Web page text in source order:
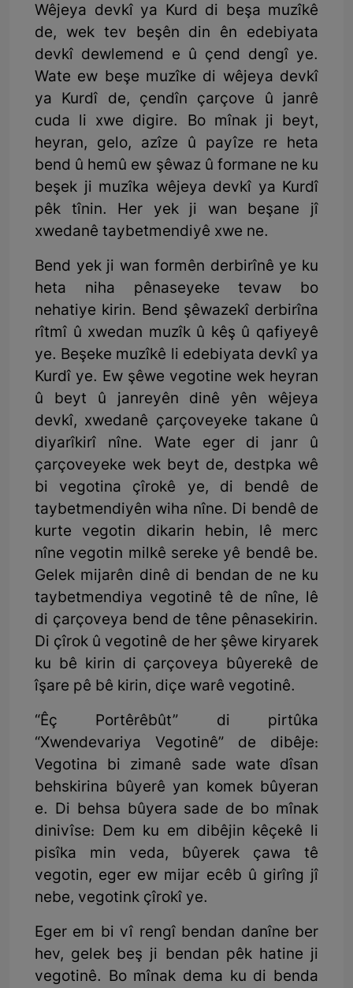
Wêjeya devkî ya Kurd di beşa muzîkê
de, wek tev beşên din ên edebiyata
devkî dewlemend e û çend dengî ye.
Wate ew beşe muzîke di wêjeya devkî
ya Kurdî de, çendîn çarçove û janrê
cuda li xwe digire. Bo mînak ji beyt,
heyran, gelo, azîze û payîze re heta
bend û hemû ew şêwaz û formane ne ku
beşek ji muzîka wêjeya devkî ya Kurdî
pêk tînin. Her yek ji wan beşane jî
xwedanê taybetmendiyê xwe ne.
Bend yek ji wan formên derbirînê ye ku
heta niha pênaseyeke tevaw bo
nehatiye kirin. Bend şêwazekî derbirîna
rîtmî û xwedan muzîk û kêş û qafiyeyê
ye. Beşeke muzîkê li edebiyata devkî ya
Kurdî ye. Ew şêwe vegotine wek heyran
û beyt û janreyên dinê yên wêjeya
devkî, xwedanê çarçoveyeke takane û
diyarîkirî nîne. Wate eger di janr û
çarçoveyeke wek beyt de, destpka wê
bi vegotina çîrokê ye, di bendê de
taybetmendiyên wiha nîne. Di bendê de
kurte vegotin dikarin hebin, lê merc
nîne vegotin milkê sereke yê bendê be.
Gelek mijarên dinê di bendan de ne ku
taybetmendiya vegotinê tê de nîne, lê
di çarçoveya bend de têne pênasekirin.
Di çîrok û vegotinê de her şêwe kiryarek
ku bê kirin di çarçoveya bûyerekê de
îşare pê bê kirin, diçe warê vegotinê.
“Êç Portêrêbût” di pirtûka
“Xwendevariya Vegotinê” de dibêje:
Vegotina bi zimanê sade wate dîsan
behskirina bûyerê yan komek bûyeran
e. Di behsa bûyera sade de bo mînak
dinivîse: Dem ku em dibêjin kêçekê li
pisîka min veda, bûyerek çawa tê
vegotin, eger ew mijar ecêb û girîng jî
nebe, vegotink çîrokî ye.
Eger em bi vî rengî bendan danîne ber
hev, gelek beş ji bendan pêk hatine ji
vegotinê. Bo mînak dema ku di benda